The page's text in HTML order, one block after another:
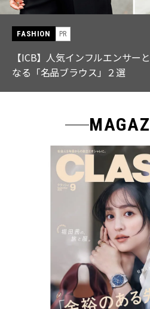
15,2026
たく
FASHION
【中島健人さん登場
特集｜CLASSY.9月号発